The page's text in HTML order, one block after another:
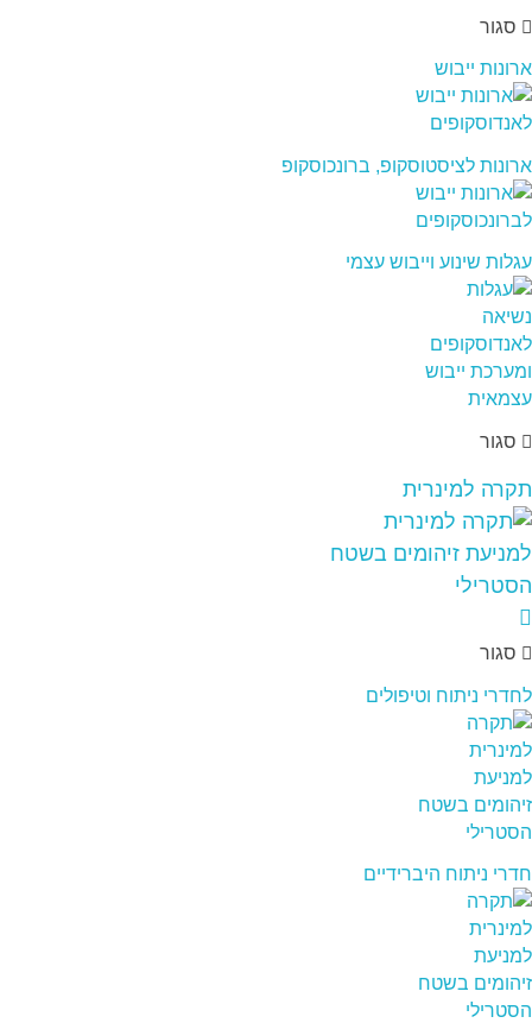
סגור
ארונות ייבוש
ארונות לציסטוסקופ, ברונכוסקופ
עגלות שינוע וייבוש עצמי
סגור
תקרה למינרית
סגור
לחדרי ניתוח וטיפולים
חדרי ניתוח היברידיים